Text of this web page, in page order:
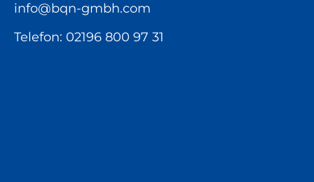
info@bqn-gmbh.com
Telefon: 02196 800 97 31